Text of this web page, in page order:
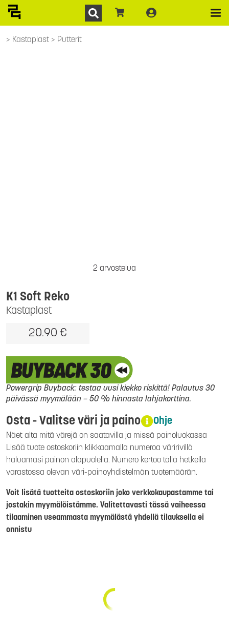
Kastaplast Putterit
2 arvostelua
Kastaplast
K1 Soft Reko
20.90 €
Powergrip Buyback: testaa uusi kiekko riskittä! Palautus 30
päivässä myymälään – 50 % hinnasta lahjakorttina.
Osta - Valitse väri ja paino Ohje
Näet alta mitä värejä on saatavilla ja missä painoluokassa
Lisää tuote ostoskoriin klikkaamalla numeroa väririvillä
haluamasi painon alapuolella. Numero kertoo tällä hetkellä
varastossa olevan väri-painoyhdistelmän tuotemäärän.
Voit lisätä tuotteita ostoskoriin joko verkkokaupastamme tai
jostakin myymälöistämme. Valitettavasti tässä vaiheessa
tilaaminen useammasta myymälästä yhdellä tilauksella ei
onnistu